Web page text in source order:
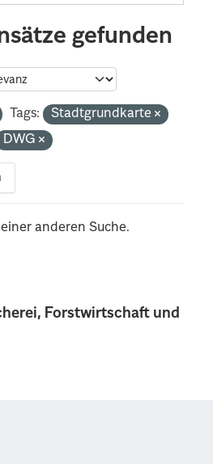
Forstwirtschaft und
gefunden
Tags:
Stadtgrundkarte
DWG
anderen Suche.